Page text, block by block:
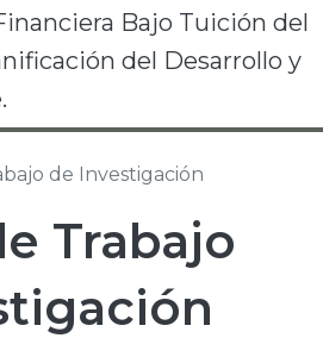
Bajo Tuición del
del Desarrollo y
de Investigación
Trabajo